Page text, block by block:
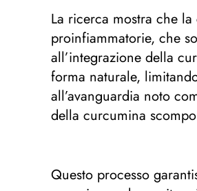
La ricerca mostra che
proinfiammatorie, che
all’integrazione della
forma naturale,
all’avanguardia noto
della curcumina
Questo processo